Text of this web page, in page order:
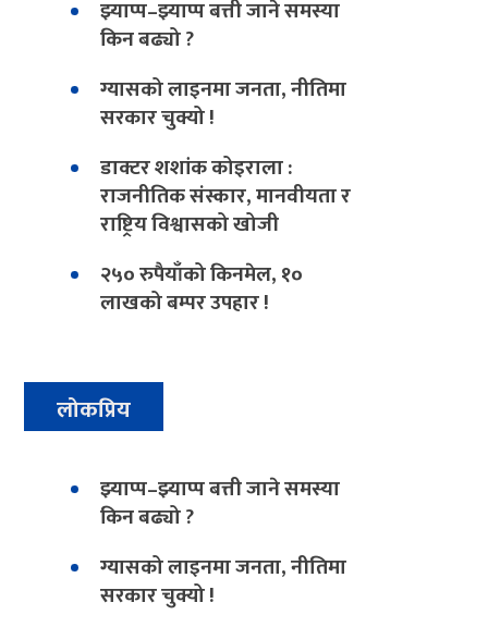
झ्याप्प–झ्याप्प बत्ती जाने समस्या
किन बढ्यो ?
ग्यासको लाइनमा जनता, नीतिमा
सरकार चुक्यो !
डाक्टर शशांक कोइराला :
राजनीतिक संस्कार, मानवीयता र
राष्ट्रिय विश्वासको खोजी
२५० रुपैयाँको किनमेल, १०
लाखको बम्पर उपहार !
लोकप्रिय
झ्याप्प–झ्याप्प बत्ती जाने समस्या
किन बढ्यो ?
ग्यासको लाइनमा जनता, नीतिमा
सरकार चुक्यो !